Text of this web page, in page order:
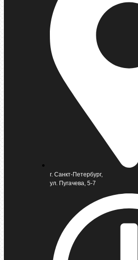
г. Санкт-Петербург,
ул. Пугачева, 5-7